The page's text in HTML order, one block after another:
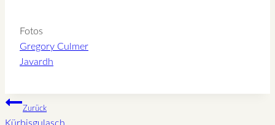
Fotos
Gregory Culmer
Javardh
Beitragsnavigation
Zurück